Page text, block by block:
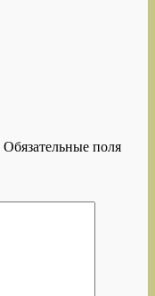
Обязательные поля